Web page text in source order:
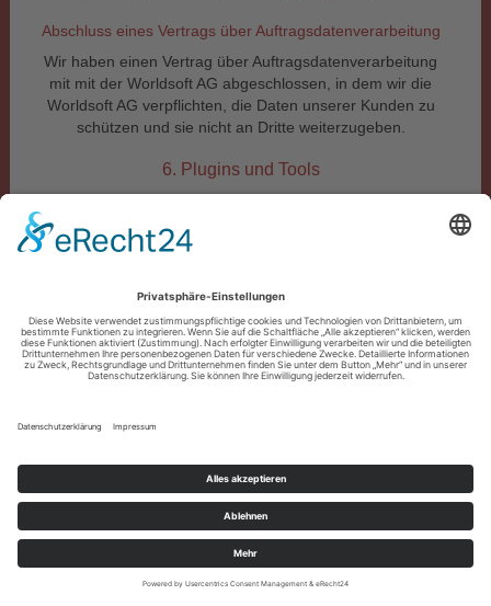
Abschluss eines Vertrags über Auftragsdatenverarbeitung
Wir haben einen Vertrag über Auftragsdatenverarbeitung
mit mit der Worldsoft AG abgeschlossen, in dem wir die
Worldsoft AG verpflichten, die Daten unserer Kunden zu
schützen und sie nicht an Dritte weiterzugeben.
6. Plugins und Tools
Diese Website bindet Videos der YouTube ein. Betreiber
Wir nutzen YouTube im erweiterten Datenschutzmodus.
Dieser Modus bewirkt laut YouTube, dass YouTube keine
Informationen über die Besucher auf dieser Website
speichert, bevor diese sich das Video ansehen. Die
erweiterten Datenschutzmodus hingegen nicht zwingend
ob Sie sich ein Video ansehen – eine Verbindung zum
Google DoubleClick-Netzwerk her.
Sobald Sie ein YouTube-Video auf dieser Website starten,
wird eine Verbindung zu den Servern von YouTube
hergestellt. Dabei wird dem YouTube-Server mitgeteilt,
welche unserer Seiten Sie besucht haben. Wenn Sie in